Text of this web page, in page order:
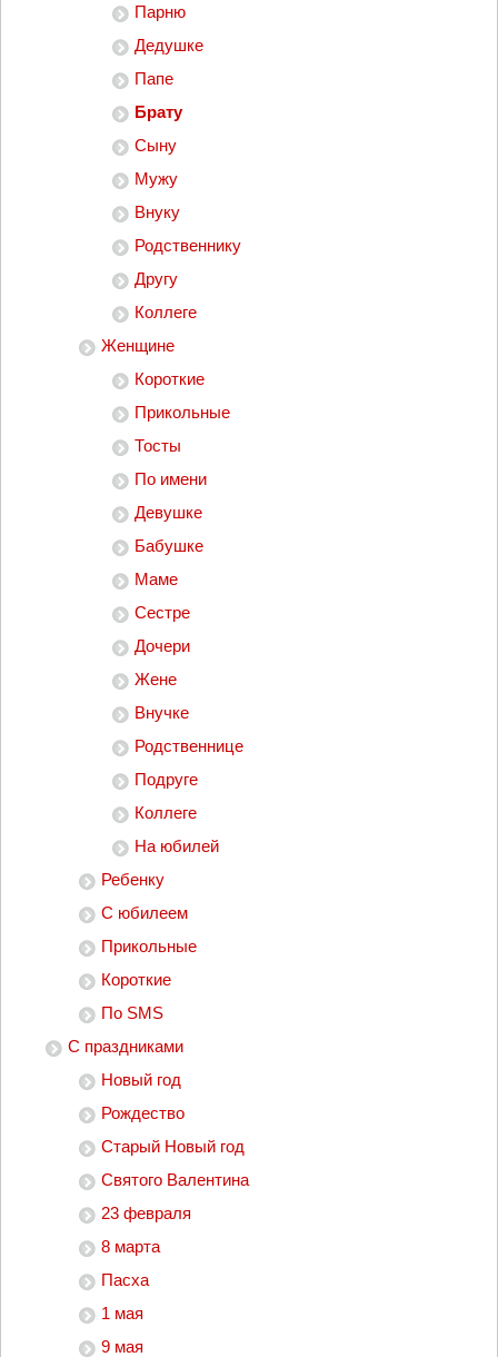
Парню
Дедушке
Папе
Брату
Сыну
Мужу
Внуку
Родственнику
Другу
Коллеге
Женщине
Короткие
Прикольные
Тосты
По имени
Девушке
Бабушке
Маме
Сестре
Дочери
Жене
Внучке
Родственнице
Подруге
Коллеге
На юбилей
Ребенку
С юбилеем
Прикольные
Короткие
По SMS
С праздниками
Новый год
Рождество
Старый Новый год
Святого Валентина
23 февраля
8 марта
Пасха
1 мая
9 мая